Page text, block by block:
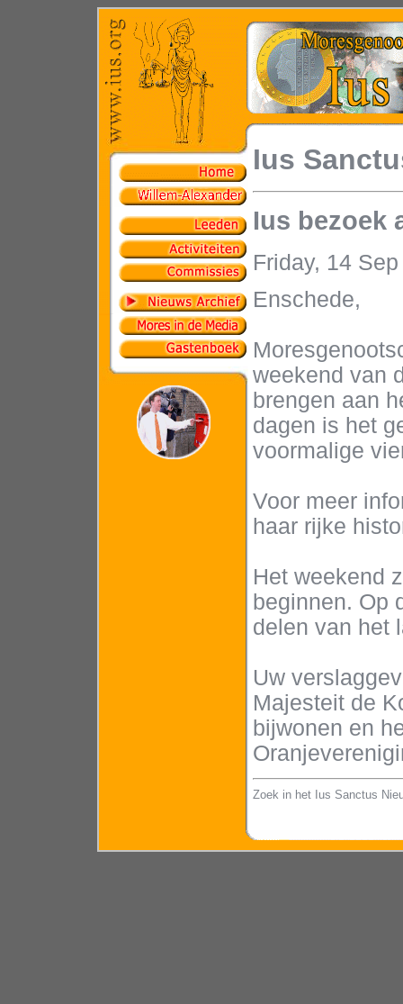
Ius
Ius bezoek
Friday, 14
Enschede,
weekend van
brengen aan
dagen is het
voormalige
Voor meer
haar rijke
Het weekend
beginnen. Op
delen van het
Uw
Majesteit de
bijwonen en
Zoek in het Ius Sanctus